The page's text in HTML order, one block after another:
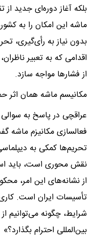
بلکه آغاز دوره‌ای جدید
ماشه این امکان را به
بدون نیاز به رأی‌گیری،
اقدامی که به تعبیر
از فشارها مواجه سازد.
مکانیسم ماشه همان اثر
عراقچی در پاسخ به سوالی
فعالسازی مکانیزم ماشه
تحریم‌ها کمکی به
نقش محوری است، باید
از نشانه‌های این امر،
تأسیسات ایران است.
شرایط، چگونه می‌توانیم
بین‌المللی احترام بگذارد؟»